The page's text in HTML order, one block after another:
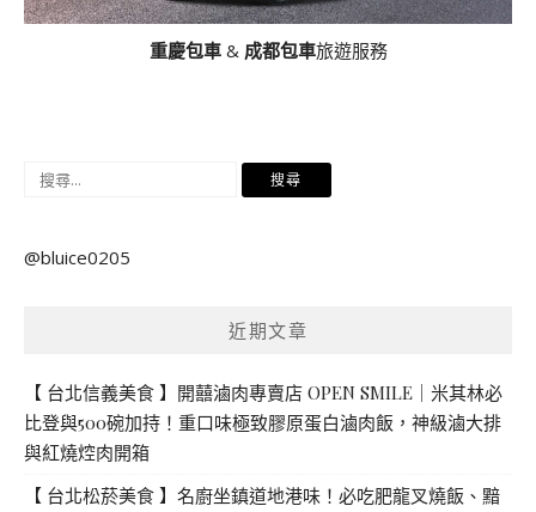
重慶包車& 成都包車旅遊服務
搜
鍵
@bluice0205
近期文章
【 台北信義美食 】開囍滷肉專賣店 OPEN SMILE｜米其林必
比登與500碗加持！重口味極致膠原蛋白滷肉飯，神級滷大排
與紅燒焢肉開箱
【 台北松菸美食 】名廚坐鎮道地港味！必吃肥龍叉燒飯、黯